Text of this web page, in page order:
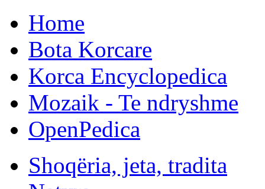
Home
Bota Korcare
Korca Encyclopedica
Mozaik - Te ndryshme
OpenPedica
Shoqëria, jeta, tradita